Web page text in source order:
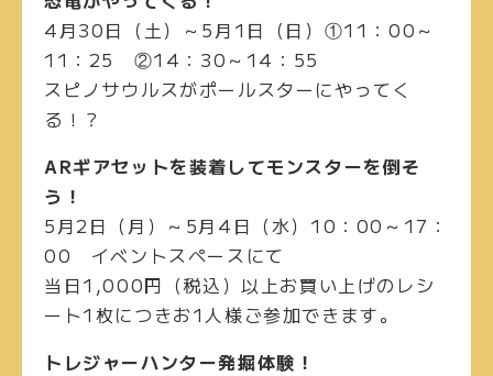
4月30日（土）～5月1日（日）①11：00～
11：25 ②14：30～14：55
スピノサウルスがポールスターにやってく
る！？
ARギアセットを装着してモンスターを倒そ
う！
5月2日（月）～5月4日（水）10：00～17：
00 イベントスペースにて
当日1,000円（税込）以上お買い上げのレシ
ート1枚につきお1人様ご参加できます。
トレジャーハンター発掘体験！